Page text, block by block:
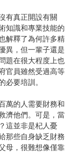
有真正開設有關
知識和專業技能的
解釋了為何許多精
異，但一輩子還是
題在很大程度上也
官員雖然受過高等
必要培訓。
萬的人需要財務和
濟他們。可是，當
這並非是杞人憂
那些自身缺乏財務
母，很難想像僅靠